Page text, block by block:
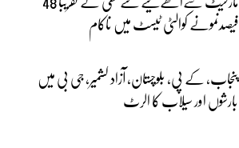
فیصدنمونے کوالٹی ٹیسٹ میں ناکام
پنجاب، کے پی، بلوچستان، آزاد کشمیر، جی بی میں
بارشوں اور سیلاب کا الرٹ